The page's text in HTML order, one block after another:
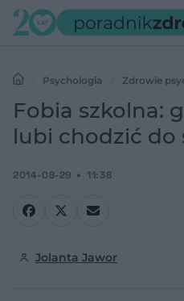
Psychologia Zdrowie
dziecko nie lubi chodzić do szkoły
Fobia szkolna:
lubi chodzić do
2014-08-29 11:38
Jolanta Jawor